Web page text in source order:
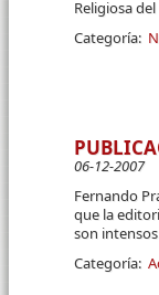
Religiosa
Categoría:
06-12-2007
Fernando
que la
son
Categoría: